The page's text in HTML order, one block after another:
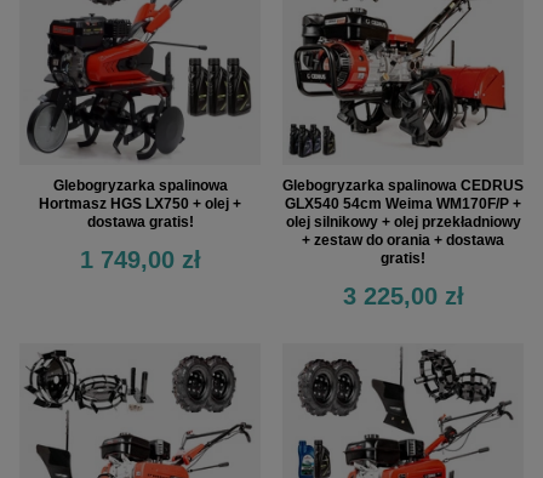
Glebogryzarka spalinowa
Hortmasz HGS LX750 + olej +
dostawa gratis!
1 749,00 zł
Glebogryzarka spalinowa CEDRUS
GLX540 54cm Weima WM170F/P +
olej silnikowy + olej przekładniowy
+ zestaw do orania + dostawa
gratis!
3 225,00 zł